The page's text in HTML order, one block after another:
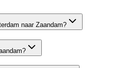
naar Zaandam?